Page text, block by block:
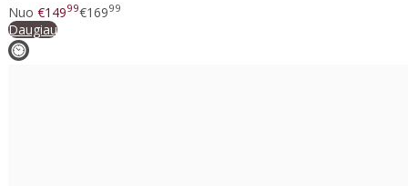
Nuo €14999€16999
Daugiau